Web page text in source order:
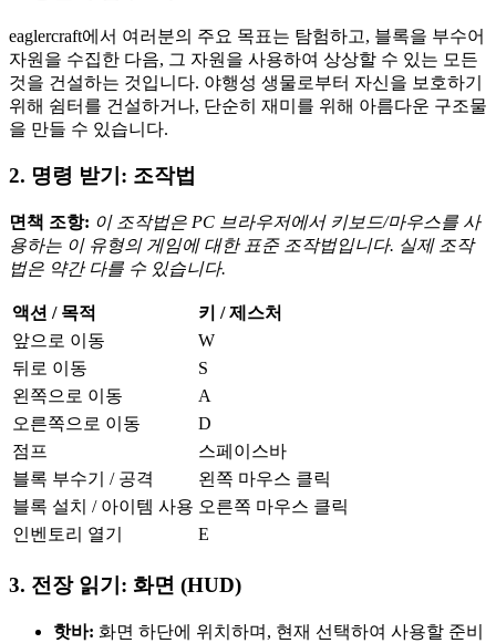
eaglercraft에서 여러분의 주요 목표는 탐험하고, 블록을 부수어
자원을 수집한 다음, 그 자원을 사용하여 상상할 수 있는 모든
것을 건설하는 것입니다. 야행성 생물로부터 자신을 보호하기
위해 쉼터를 건설하거나, 단순히 재미를 위해 아름다운 구조물
을 만들 수 있습니다.
2. 명령 받기: 조작법
면책 조항: 이 조작법은 PC 브라우저에서 키보드/마우스를 사
용하는 이 유형의 게임에 대한 표준 조작법입니다. 실제 조작
법은 약간 다를 수 있습니다.
액션 / 목적
키 / 제스처
앞으로 이동
W
뒤로 이동
S
왼쪽으로 이동
A
오른쪽으로 이동
D
점프
스페이스바
블록 부수기 / 공격
왼쪽 마우스 클릭
블록 설치 / 아이템 사용 오른쪽 마우스 클릭
인벤토리 열기
E
3. 전장 읽기: 화면 (HUD)
핫바: 화면 하단에 위치하며, 현재 선택하여 사용할 준비